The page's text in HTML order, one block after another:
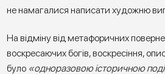
не намагалися написати художню
На відміну від метафоричних
воскресаючих богів, воскресіння,
було «одноразовою історичною